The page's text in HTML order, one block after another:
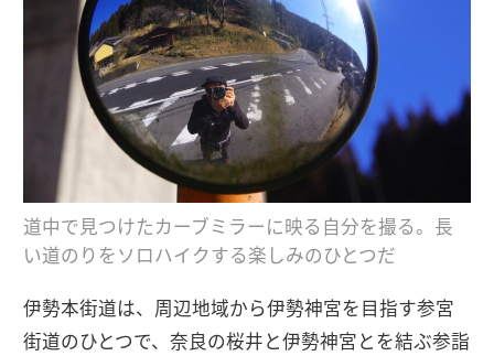
道中で見つけたカーブミラーに映る自分を撮る。長
い道のりをソロハイクする楽しみのひとつだ
伊勢本街道は、周辺地域から伊勢神宮を目指す参宮
街道のひとつで、奈良の桜井と伊勢神宮とを結ぶ参詣